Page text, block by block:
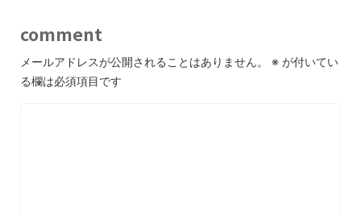
comment
メールアドレスが公開されることはありません。 ※ が付いてい
る欄は必須項目です